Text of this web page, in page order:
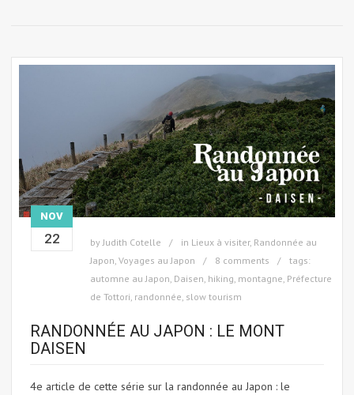
NOV
22 by Judith Cotelle in Lieux à visiter, Randonnée au
Japon Voyages au Japon 8 comments
tags:
automne au Japon Daisen hiking montagne Préfecture
de Tottori randonnée slow tourism
RANDONNÉE AU JAPON : LE MONT
DAISEN
4e article de cette série sur la randonnée au Japon : le